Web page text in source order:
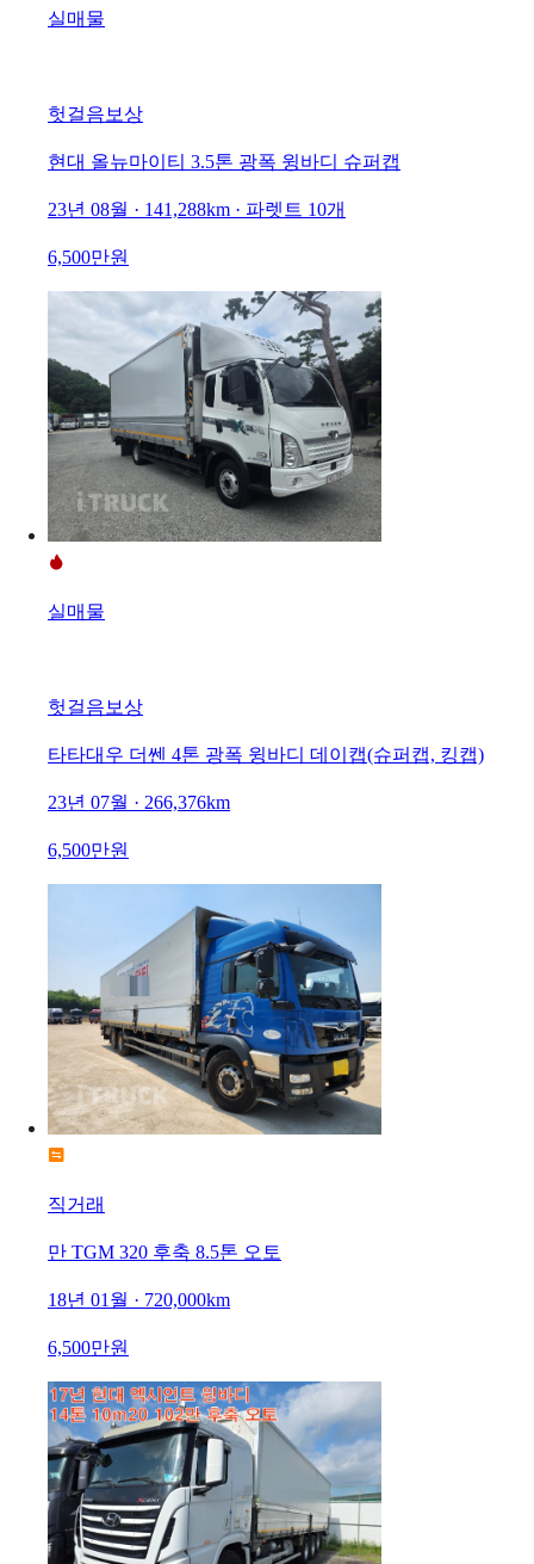
실매물
헛걸음보상
현대 올뉴마이티 3.5톤 광폭 윙바디 슈퍼캡
23년 08월 · 141,288km · 파렛트 10개
6,500만원
실매물
헛걸음보상
타타대우 더쎈 4톤 광폭 윙바디 데이캡(슈퍼캡, 킹캡)
23년 07월 · 266,376km
6,500만원
직거래
만 TGM 320 후축 8.5톤 오토
18년 01월 · 720,000km
6,500만원